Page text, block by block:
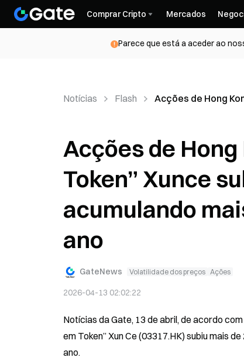
Comprar Cripto Mercados
Parece que está a aceder ao
Notícias Flash Acções de Hong
Acções de
Token” Xunce
acumulando
ano
GateNews Volatilidade dos preços Ações
2026-04-13 02:02:22
Notícias da Gate, 13 de abril, de acordo
em Token” Xun Ce (03317.HK) subiu mais
ano.